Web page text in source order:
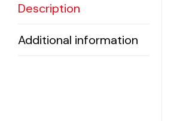
Description
Additional information